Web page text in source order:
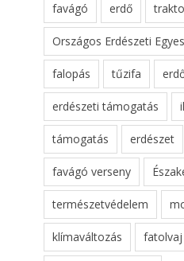
favágó erdő
Országos Erdészeti
falopás tűzifa
erdészeti támogatás
támogatás erdészet
favágó verseny
természetvédelem
klímaváltozás fatolvaj